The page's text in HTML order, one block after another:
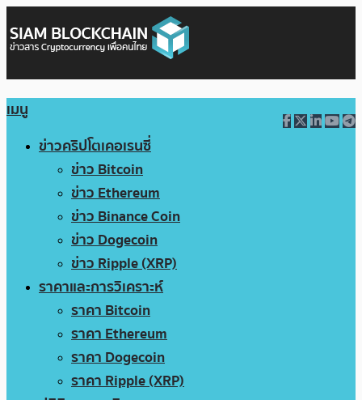
เมนู
ข่าวคริปโตเคอเรนซี่
ข่าว Bitcoin
ข่าว Ethereum
ข่าว Binance Coin
ข่าว Dogecoin
ข่าว Ripple (XRP)
ราคาและการวิเคราะห์
ราคา Bitcoin
ราคา Ethereum
ราคา Dogecoin
ราคา Ripple (XRP)